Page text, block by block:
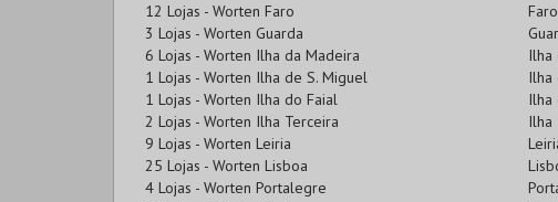
12 Lojas - Worten Faro
Faro
3 Lojas - Worten Guarda
6 Lojas - Worten Ilha da Madeira
Ilha
1 Lojas - Worten Ilha de S. Miguel
Ilha
1 Lojas - Worten Ilha do Faial
Ilha
2 Lojas - Worten Ilha Terceira
Ilha
9 Lojas - Worten Leiria
25 Lojas - Worten Lisboa
4 Lojas - Worten Portalegre